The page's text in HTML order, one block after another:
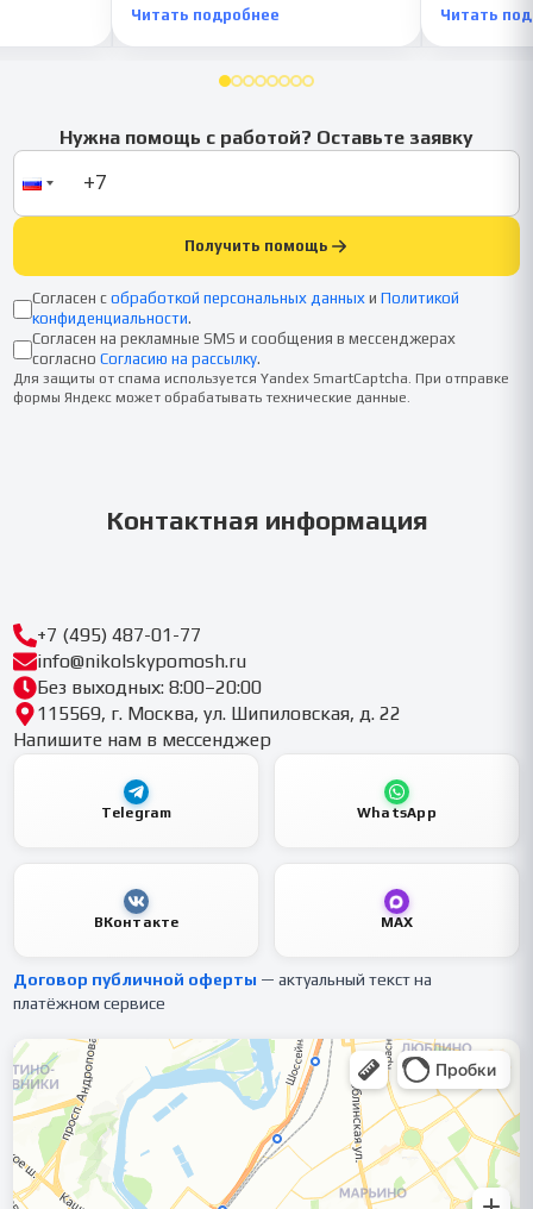
Читать подробнее
Читать
Нужна помощь с работой? Оставьте заявку
Получить помощь
Согласен с обработкой персональных данных и Политикой
конфиденциальности.
Согласен на рекламные SMS и сообщения в мессенджерах
согласно Согласию на рассылку.
Для защиты от спама используется Yandex SmartCaptcha. При отправке
формы Яндекс может обрабатывать технические данные.
Контактная информация
+7 (495) 487-01-77
info@nikolskypomosh.ru
Без выходных: 8:00–20:00
115569, г. Москва, ул. Шипиловская, д. 22
Напишите нам в мессенджер
Telegram WhatsApp
ВКонтакте MAX
Договор публичной оферты — актуальный текст на
платёжном сервисе